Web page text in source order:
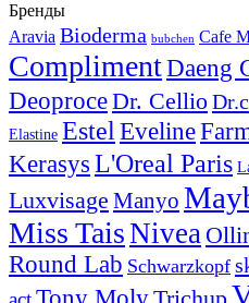
Бренды
Aravia Bioderma bubchen Cafe
ComplimentDaeng
DeoproceDr. Cellio
Elastine Estel Eveline
KerasysL'Oreal Paris
Luxvisage Manyo
Miss TaisNivea
Round Lab Schwarzkopf